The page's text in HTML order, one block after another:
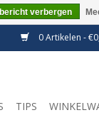
0 Artikelen -
TIPS
verbergen